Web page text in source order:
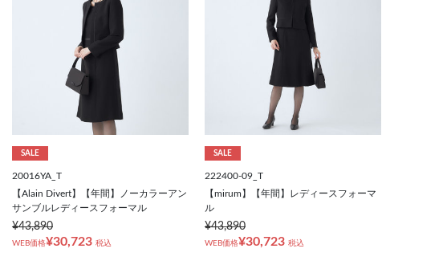
SALE
20016YA_T
【Alain Divert】【年間】ノーカラーアン
サンブルレディースフォーマル
¥43,890
WEB価格¥30,723 税込
SALE
222400-09_T
【mirum】【年間】レディースフォーマ
ル
¥43,890
WEB価格¥30,723 税込